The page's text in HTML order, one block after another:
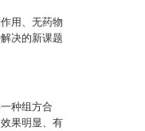
用、无药物
决的新课题
种组方合
果明显、有